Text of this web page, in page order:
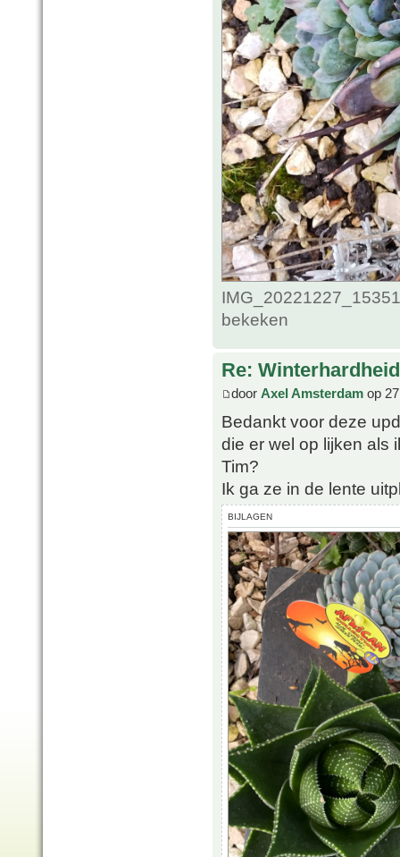
bekeken
Re:
door Axel Amsterdam op
Bedankt voor deze
die er wel op lijken als
Tim?
Ik ga ze in de lente
BIJLAGEN